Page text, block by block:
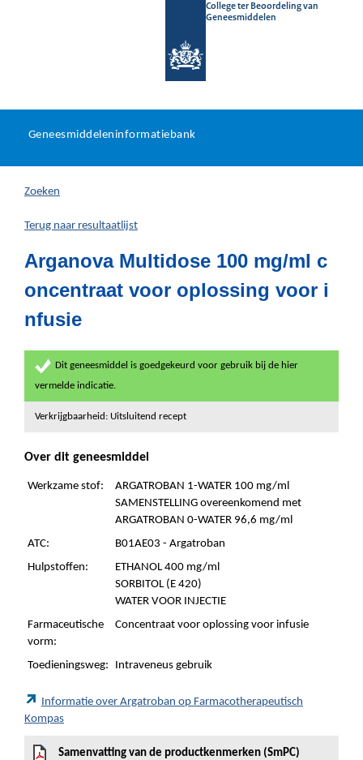
College ter Beoordeling van
Geneesmiddelen
U
hier:
Geneesmiddeleninformatiebank
Zoeken
Terug naar resultaatlijst
Arganova Multidose 100 mg/ml c
oncentraat voor oplossing voor i
nfusie
Dit geneesmiddel is goedgekeurd voor gebruik bij de hier
vermelde indicatie.
Verkrijgbaarheid: Uitsluitend recept
Over dit geneesmiddel
Werkzame stof:
ARGATROBAN 1-WATER 100 mg/ml
SAMENSTELLING overeenkomend met
ARGATROBAN 0-WATER 96,6 mg/ml
ATC:
B01AE03 - Argatroban
Hulpstoffen:
ETHANOL 400 mg/ml
SORBITOL (E 420)
WATER VOOR INJECTIE
Farmaceutische
vorm:
Concentraat voor oplossing voor infusie
Toedieningsweg: Intraveneus gebruik
Informatie over Argatroban op Farmacotherapeutisch
Kompas
Samenvatting van de productkenmerken (SmPC)